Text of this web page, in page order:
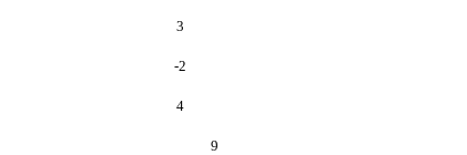
3
-2
4
9